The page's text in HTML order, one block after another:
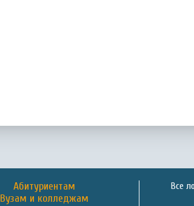
Абитуриентам
Вузам и колледжам
Все